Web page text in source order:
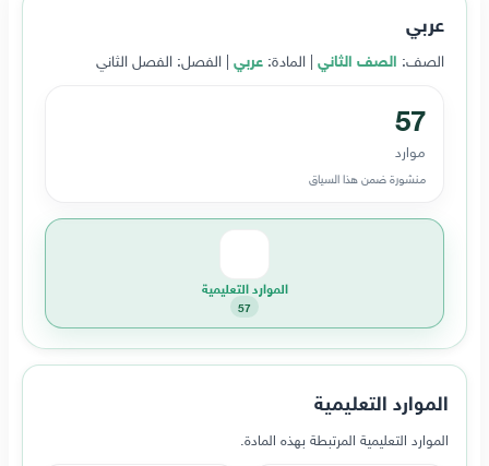
عربي
الصف: الصف الثاني | المادة: عربي | الفصل: الفصل الثاني
57
موارد
منشورة ضمن هذا السياق
الموارد التعليمية
57
الموارد التعليمية
الموارد التعليمية المرتبطة بهذه المادة.